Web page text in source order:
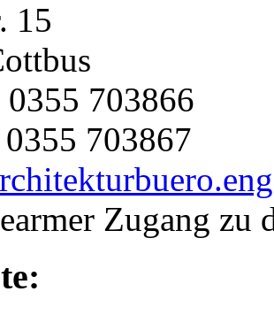
15
703866
703867
Zugang zu